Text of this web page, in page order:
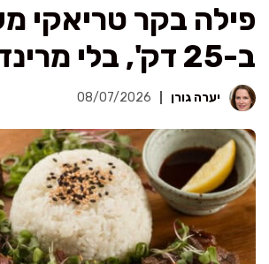
פילה בקר טריאקי
ב-25 דק', בלי מרינדה מראש
יערה גורן 08/07/2026